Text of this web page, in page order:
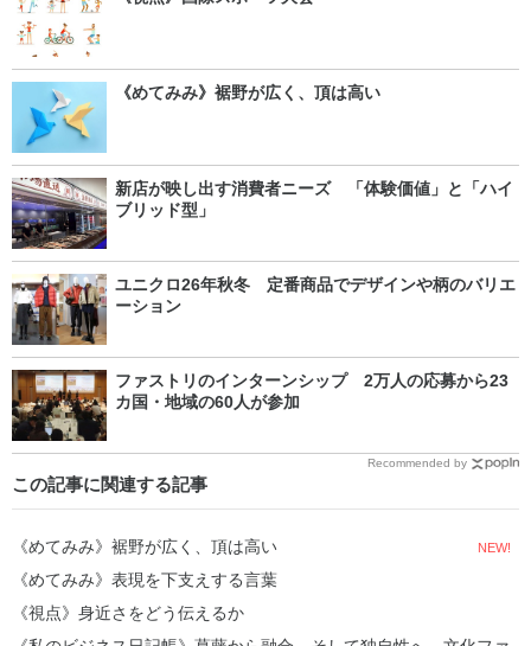
《めてみみ》裾野が広く、頂は高い
新店が映し出す消費者ニーズ 「体験価値」と「ハイ
ブリッド型」
ユニクロ26年秋冬 定番商品でデザインや柄のバリエ
ーション
ファストリのインターンシップ 2万人の応募から23
カ国・地域の60人が参加
Recommended by
この記事に関連する記事
《めてみみ》裾野が広く、頂は高い NEW!
《めてみみ》表現を下支えする言葉
《視点》身近さをどう伝えるか